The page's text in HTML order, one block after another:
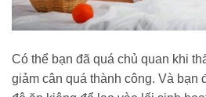
Có thể bạn đã quá chủ quan khi
giảm cân quá thành công. Và bạn